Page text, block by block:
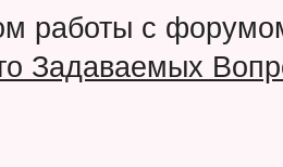
работы с
Задаваемых